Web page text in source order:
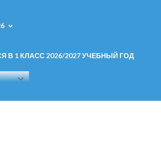
1 КЛАСС 2026/2027 УЧЕБНЫЙ ГОД